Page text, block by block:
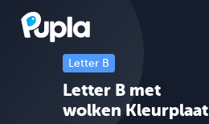
Letter B
Letter B met
wolken Kleurplaat